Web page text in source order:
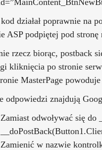
działał poprawnie na
ASP podpiętej pod
rzecz biorąc, postback
kliknięcia po stronie
MasterPage
odpowiedzi znajdują
Zamiast odwoływać się
Zamienić w nazwie